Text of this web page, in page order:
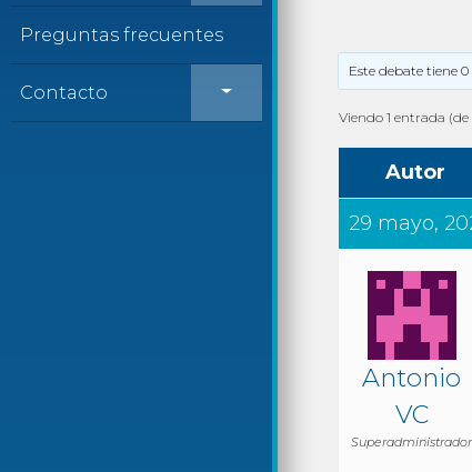
Preguntas frecuentes
Contacto
Este debate tiene
Viendo 1 entrada
Autor
29 mayo,
Antonio
VC
Superadministrador